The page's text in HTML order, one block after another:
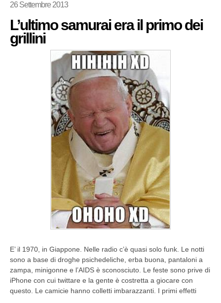
26 Settembre 2013
L’ultimo samurai era il primo dei
grillini
E’ il 1970, in Giappone. Nelle radio c’è quasi solo funk. Le notti
sono a base di droghe psichedeliche, erba buona, pantaloni a
zampa, minigonne e l’AIDS è sconosciuto. Le feste sono prive di
iPhone con cui twittare e la gente è costretta a giocare con
questo. Le camicie hanno colletti imbarazzanti. I primi effetti